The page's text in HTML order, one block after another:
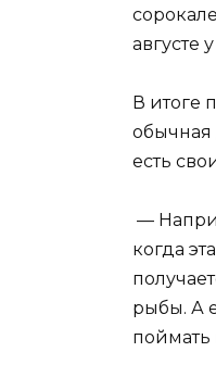
августе
В итоге
обычная
есть
—
когда
рыбы. А
поймать